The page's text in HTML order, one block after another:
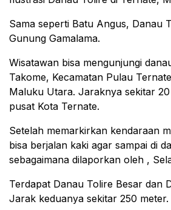
Sama seperti Batu Angus, Danau
Gunung Gamalama.
Wisatawan bisa mengunjungi
Takome, Kecamatan Pulau
Maluku Utara. Jaraknya sekitar
pusat Kota Ternate.
Setelah memarkirkan kendaraan
bisa berjalan kaki agar sampai di
sebagaimana dilaporkan oleh ,
Terdapat Danau Tolire Besar dan
Jarak keduanya sekitar 250 meter.